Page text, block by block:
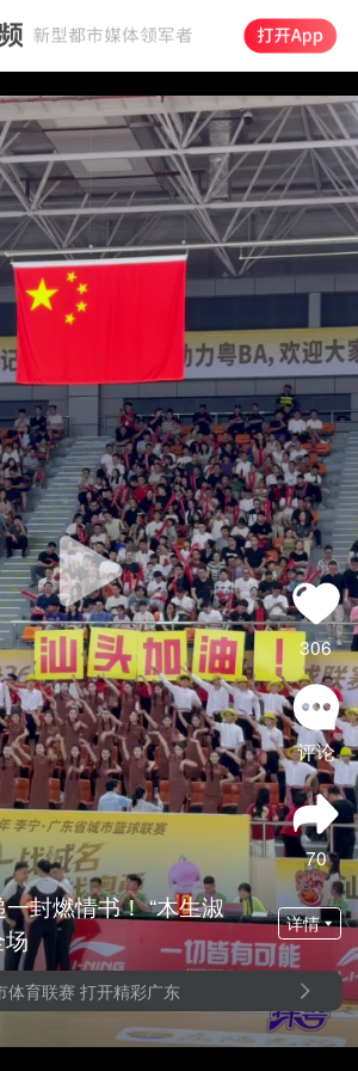
306
评论
70
封燃情书！ “木生淑
场
详情
体育联赛 打开精彩广东